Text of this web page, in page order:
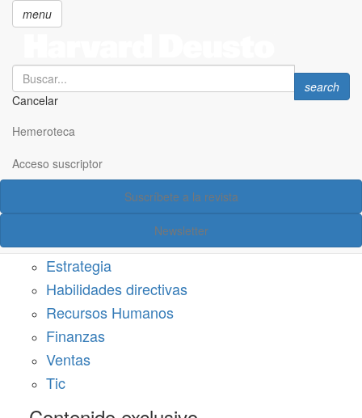
principal
menu
Search
Cancelar
Search
search
Hemeroteca
Acceso suscriptor
Suscríbete a la revista
Newsletter
Acceso suscriptor
Estrategia
Habilidades directivas
Recursos Humanos
Finanzas
Ventas
Tic